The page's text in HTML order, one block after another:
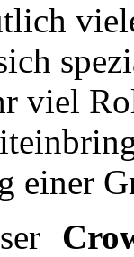
viel
einer